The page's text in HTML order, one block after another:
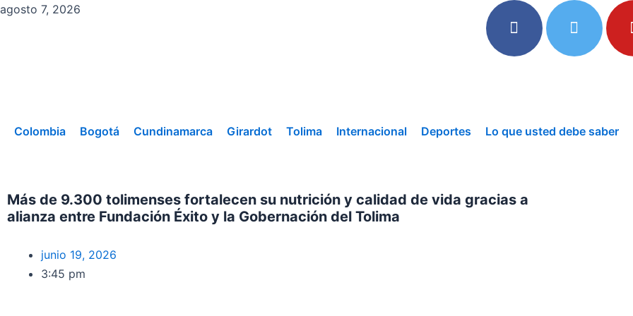
Ir
agosto 7, 2026
Colombia Bogotá Cundinamarca Girardot Tolima Internacional Deportes Lo que usted debe saber
Más de 9.300 tolimenses fortalecen su nutrición y calidad de vida gracias a
alianza entre Fundación Éxito y la Gobernación del Tolima
junio 19, 2026
3:45 pm